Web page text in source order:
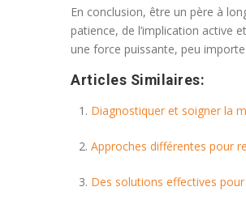
En conclusion, être un père à
patience, de l’implication active
une force puissante, peu
Articles Similaires:
Diagnostiquer et soigner la
Approches différentes pour
Des solutions effectives